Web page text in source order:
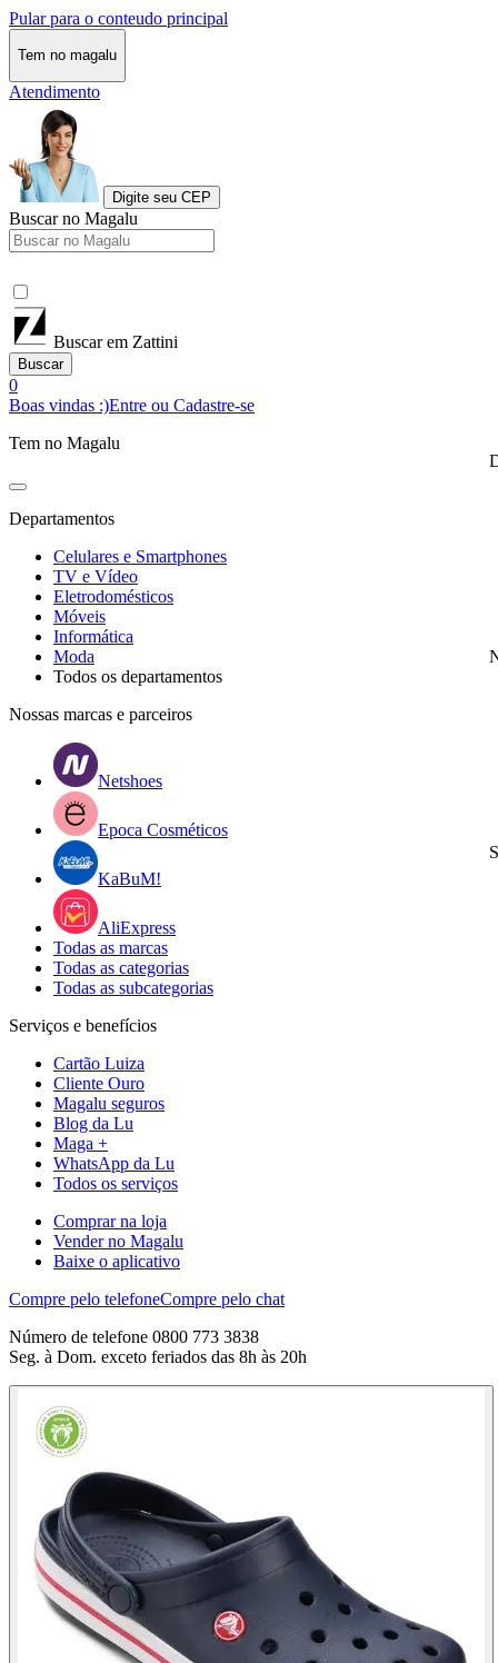
Pular para o conteudo principal
Tem no magalu
Atendimento
Digite seu CEP
Buscar no Magalu
Buscar em Zattini
Buscar
0
Boas vindas :)Entre ou Cadastre-se
Tem no Magalu
Departamentos
Celulares e Smartphones
TV e Vídeo
Eletrodomésticos
Móveis
Informática
Moda
Todos os departamentos
Nossas marcas e parceiros
Netshoes
Epoca Cosméticos
KaBuM!
AliExpress
Todas as marcas
Todas as categorias
Todas as subcategorias
Serviços e benefícios
Cartão Luiza
Cliente Ouro
Magalu seguros
Blog da Lu
Maga +
WhatsApp da Lu
Todos os serviços
Comprar na loja
Vender no Magalu
Baixe o aplicativo
Compre pelo telefoneCompre pelo chat
Número de telefone 0800 773 3838
Seg. à Dom. exceto feriados das 8h às 20h